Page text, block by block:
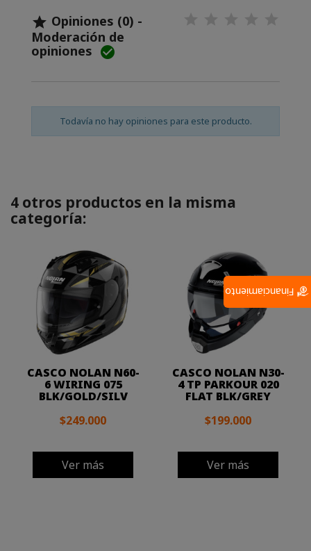
 Opiniones (0) -
Moderación de
opiniones 
Todavía no hay opiniones para este producto.
4 otros productos en la misma
categoría:
CASCO NOLAN N60-
6 WIRING 075
BLK/GOLD/SILV
$249.000
Ver más
CASCO NOLAN N30-
4 TP PARKOUR 020
FLAT BLK/GREY
$199.000
Ver más
Financiamiento